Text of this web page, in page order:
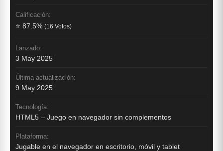
Calificación:
⭐ 87.5% (16 Votos)
Lanzado:
3 May 2025
Última actualización:
9 May 2025
Tecnología:
HTML5 – Juego en navegador sin complementos
Plataforma:
Jugable en el navegador en escritorio, móvil y tablet